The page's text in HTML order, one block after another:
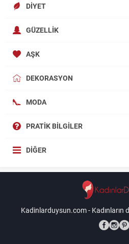
DIYET
GÜZELLIK
AŞK
DEKORASYON
MODA
PRATIK BILGILER
DIĞER
Kadinlarduysun.com - Kadınların